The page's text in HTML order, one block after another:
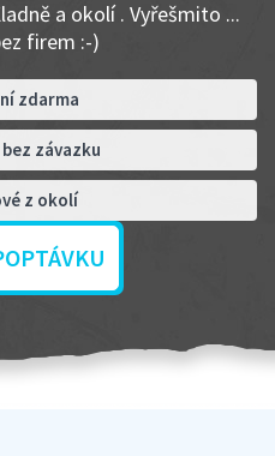
a okolí . Vyřešmito ...
firem :-)
zdarma
závazku
z okolí